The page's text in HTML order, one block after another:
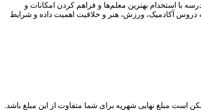
با استخدام بهترین معلم‌ها و فراهم کردن امکانات و
دروس آکادمیک، ورزش، هنر و خلاقیت اهمیت داده و شرایط
مبلغ نهایی شهریه برای شما متفاوت از این مبلغ باشد.